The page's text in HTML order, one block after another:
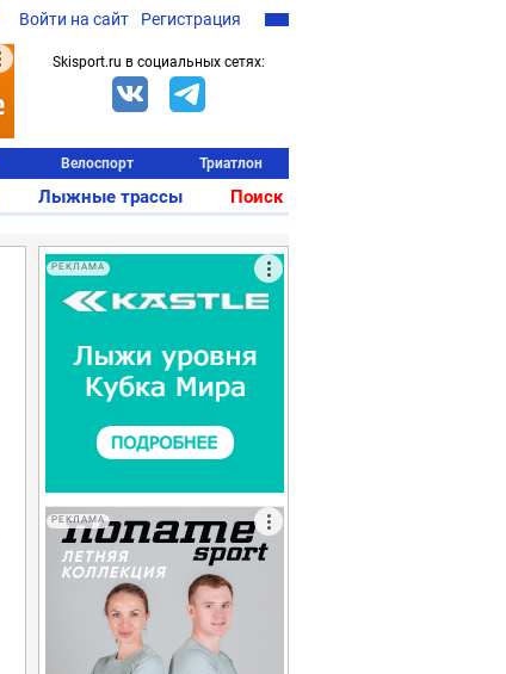
Войти на сайт Регистрация
Skisport.ru в социальных сетях:
Велоспорт Триатлон
Лыжные трассы Поиск
РЕКЛАМА
РЕКЛАМА